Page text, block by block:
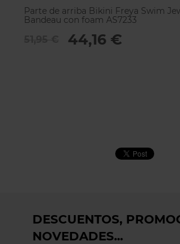
Parte de arriba Bikini Freya Swim
Bandeau con foam AS7233
44,16 €
DESCUENTOS,
NOVEDADES...